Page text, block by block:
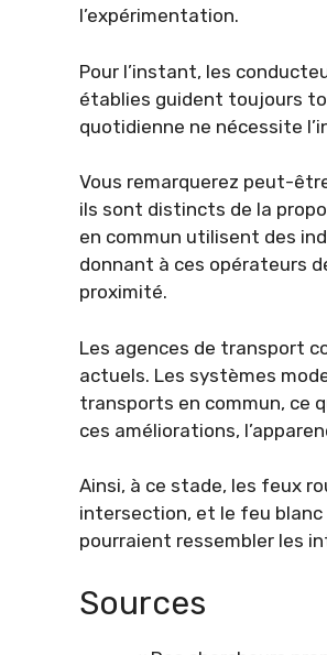
l’expérimentation.
Pour l’instant, les
établies guident toujours
quotidienne ne nécessite
Vous remarquerez peut-
ils sont distincts de la
en commun utilisent des
donnant à ces opérateurs
proximité.
Les agences de transport
actuels. Les systèmes
transports en commun, ce
ces améliorations,
Ainsi, à ce stade, les feux
intersection, et le feu
pourraient ressembler les
Sources